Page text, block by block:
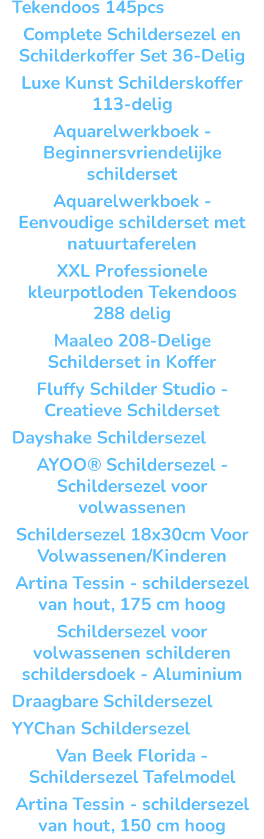
Tekendoos 145pcs
Complete Schildersezel en
Schilderkoffer Set 36-Delig
Luxe Kunst Schilderskoffer
113-delig
Aquarelwerkboek -
Beginnersvriendelijke
schilderset
Aquarelwerkboek -
Eenvoudige schilderset met
natuurtaferelen
XXL Professionele
kleurpotloden Tekendoos
288 delig
Maaleo 208-Delige
Schilderset in Koffer
Fluffy Schilder Studio -
Creatieve Schilderset
Dayshake Schildersezel
AYOO® Schildersezel -
Schildersezel voor
volwassenen
Schildersezel 18x30cm Voor
Volwassenen/Kinderen
Artina Tessin - schildersezel
van hout, 175 cm hoog
Schildersezel voor
volwassenen schilderen
schildersdoek - Aluminium
Draagbare Schildersezel
YYChan Schildersezel
Van Beek Florida -
Schildersezel Tafelmodel
Artina Tessin - schildersezel
van hout, 150 cm hoog